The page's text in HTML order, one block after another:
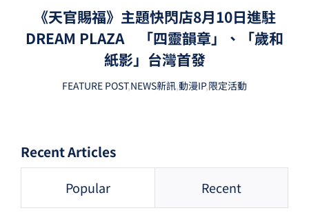
《天官賜福》主題快閃店8月10日進駐
DREAM PLAZA 「四靈韻章」、「歲和
紙影」台灣首發
FEATURE POST,NEWS新訊,動漫IP,限定活動
Recent Articles
Popular Recent